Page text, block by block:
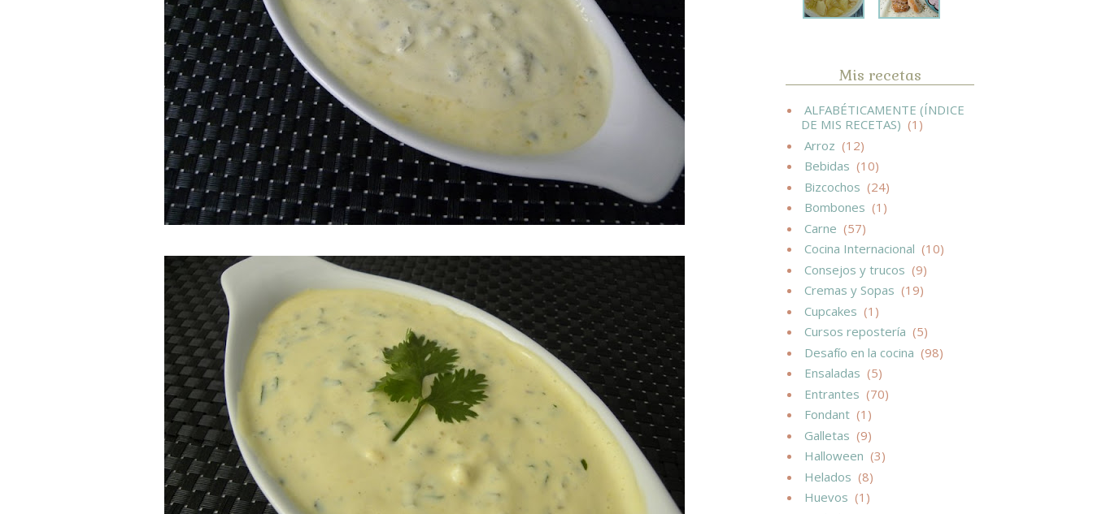
Mis recetas
ALFABÉTICAMENTE (ÍNDICE
DE MIS RECETAS) (1)
Arroz (12)
Bebidas (10)
Bizcochos (24)
Bombones (1)
Carne (57)
Cocina Internacional (10)
Consejos y trucos (9)
Cremas y Sopas (19)
Cupcakes (1)
Cursos repostería (5)
Desafío en la cocina (98)
Ensaladas (5)
Entrantes (70)
Fondant (1)
Galletas (9)
Halloween (3)
Helados (8)
Huevos (1)